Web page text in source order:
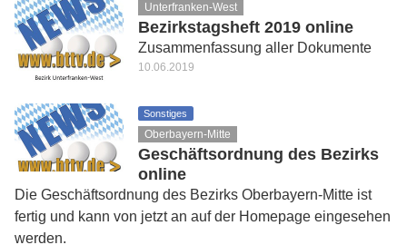
Unterfranken-West
Bezirkstagsheft 2019 online
Zusammenfassung aller Dokumente
10.06.2019
Sonstiges
Oberbayern-Mitte
Geschäftsordnung des Bezirks
online
Die Geschäftsordnung des Bezirks Oberbayern-Mitte ist
fertig und kann von jetzt an auf der Homepage eingesehen
werden.